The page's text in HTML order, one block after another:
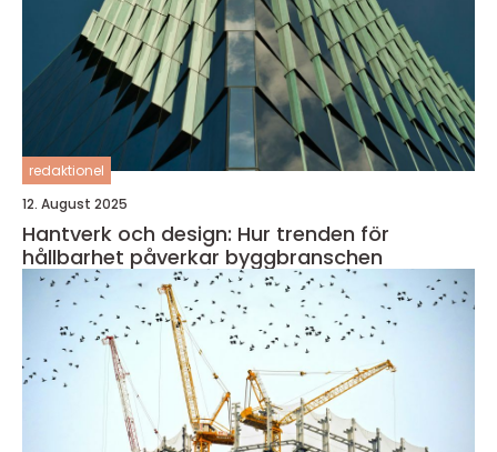
redaktionel
12. August 2025
Hantverk och design: Hur trenden för
hållbarhet påverkar byggbranschen